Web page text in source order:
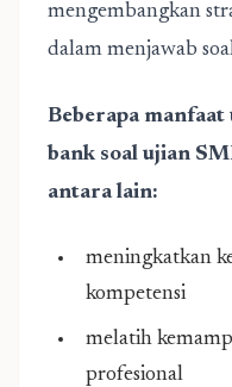
mengembangkan
dalam menjawab
Beberapa
bank soal ujian
antara lain:
meningkatkan
kompetensi
melatih
profesional